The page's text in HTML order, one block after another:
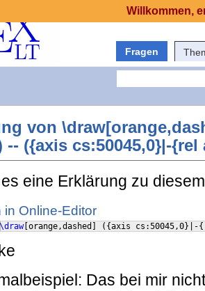
Fragen
von
-- ({axis cs:50045,0}|-{rel
eine Erklärung zu
in Online-Editor
\draw[ orange,dashed ({axis cs:50045,0} |-{
Das bei mir
Willkommen,